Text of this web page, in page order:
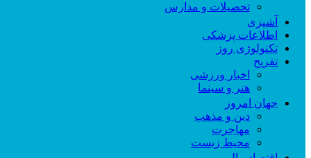
تحصیلات و مدارس
آشپزی
اطلاعات پزشکی
تکنولوژی روز
تفریح
اخبار ورزشی
هنر و سینما
جهان امروز
دین و مذهب
مهاجرت
محیط زیست